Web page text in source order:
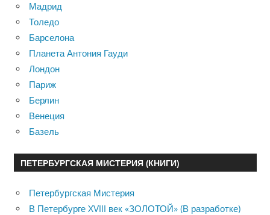
Мадрид
Толедо
Барселона
Планета Антония Гауди
Лондон
Париж
Берлин
Венеция
Базель
ПЕТЕРБУРГСКАЯ МИСТЕРИЯ (КНИГИ)
Петербургская Мистерия
В Петербурге XVIII век «ЗОЛОТОЙ» (В разработке)